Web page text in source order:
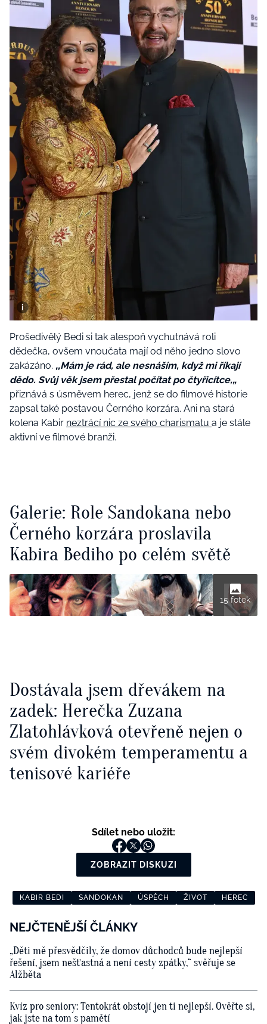
Prošedivělý Bedi si tak alespoň vychutnává roli
dědečka, ovšem vnoučata mají od něho jedno slovo
zakázáno. ‚‚Mám je rád, ale nesnáším, když mi říkají
dědo. Svůj věk jsem přestal počítat po čtyřicítce,„
přiznává s úsměvem herec, jenž se do filmové historie
zapsal také postavou Černého korzára. Ani na stará
kolena Kabir neztrácí nic ze svého charismatu a je stále
aktivní ve filmové branži.
Galerie: Role Sandokana nebo
Černého korzára proslavila
Kabira Bediho po celém světě
15 fotek
Dostávala jsem dřevákem na
zadek: Herečka Zuzana
Zlatohlávková otevřeně nejen o
svém divokém temperamentu a
tenisové kariéře
Sdílet nebo uložit:
ZOBRAZIT DISKUZI
KABIR BEDI SANDOKAN ÚSPĚCH ŽIVOT HEREC
NEJČTENĚJŠÍ ČLÁNKY
„Děti mě přesvědčily, že domov důchodců bude nejlepší
řešení, jsem nešťastná a není cesty zpátky,“ svěřuje se
Alžběta
Kvíz pro seniory: Tentokrát obstojí jen ti nejlepší. Ověřte si,
jak jste na tom s pamětí